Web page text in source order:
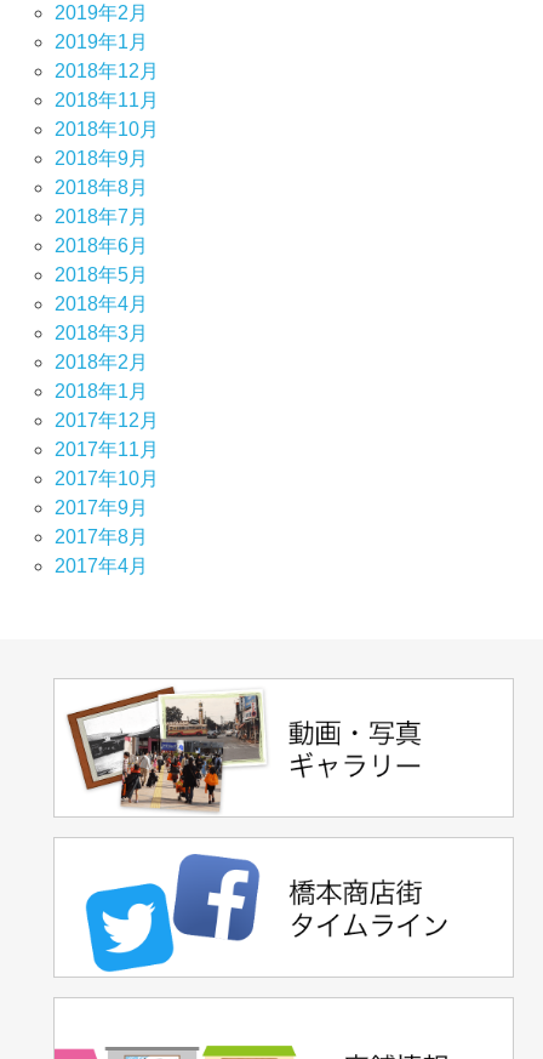
2019年2月
2019年1月
2018年12月
2018年11月
2018年10月
2018年9月
2018年8月
2018年7月
2018年6月
2018年5月
2018年4月
2018年3月
2018年2月
2018年1月
2017年12月
2017年11月
2017年10月
2017年9月
2017年8月
2017年4月